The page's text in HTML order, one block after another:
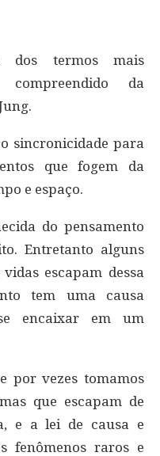
dos termos mais
da
sincronicidade para
que fogem da
e espaço.
do pensamento
Entretanto alguns
escapam dessa
tem uma causa
encaixar em um
por vezes tomamos
que escapam de
e a lei de causa e
fenômenos raros e